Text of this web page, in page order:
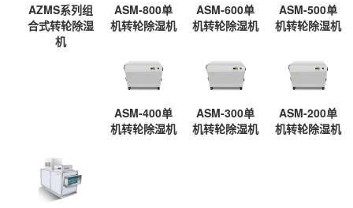
AZMS系列组
合式转轮除湿
机
ASM-800单
机转轮除湿机
ASM-600单
机转轮除湿机
ASM-500单
机转轮除湿机
ASM-400单
机转轮除湿机
ASM-300单
机转轮除湿机
ASM-200单
机转轮除湿机